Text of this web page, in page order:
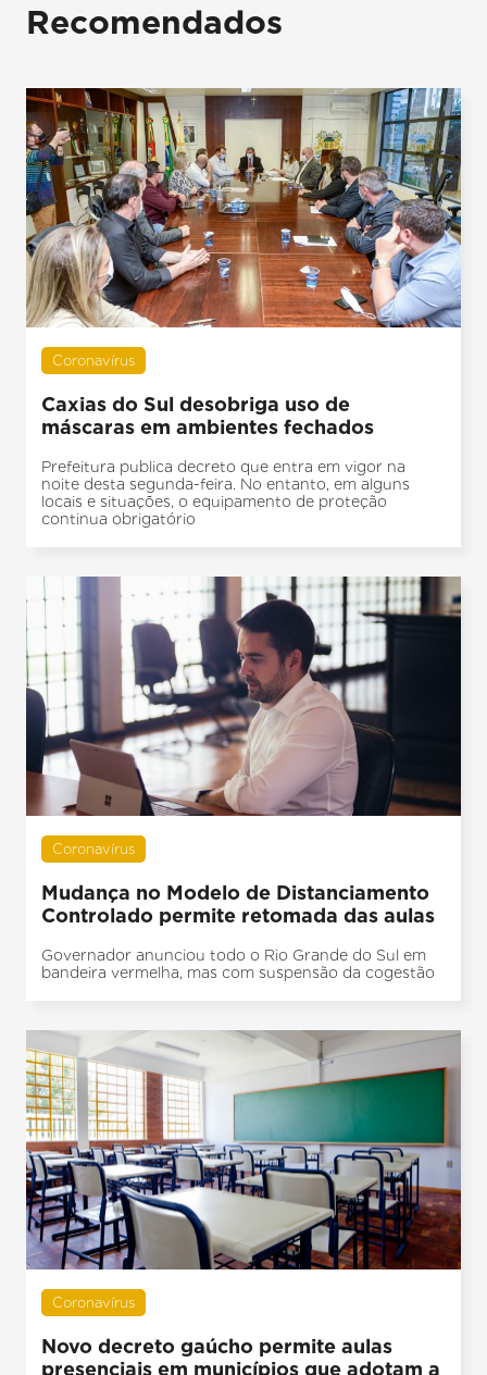
Recomendados
Coronavírus
Caxias do Sul desobriga uso de
máscaras em ambientes fechados
Prefeitura publica decreto que entra em vigor na
noite desta segunda-feira. No entanto, em alguns
locais e situações, o equipamento de proteção
continua obrigatório
Coronavírus
Mudança no Modelo de Distanciamento
Controlado permite retomada das aulas
Governador anunciou todo o Rio Grande do Sul em
bandeira vermelha, mas com suspensão da cogestão
Coronavírus
Novo decreto gaúcho permite aulas
presenciais em municípios que adotam a